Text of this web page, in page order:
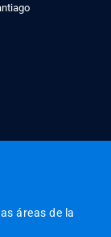
áreas de la